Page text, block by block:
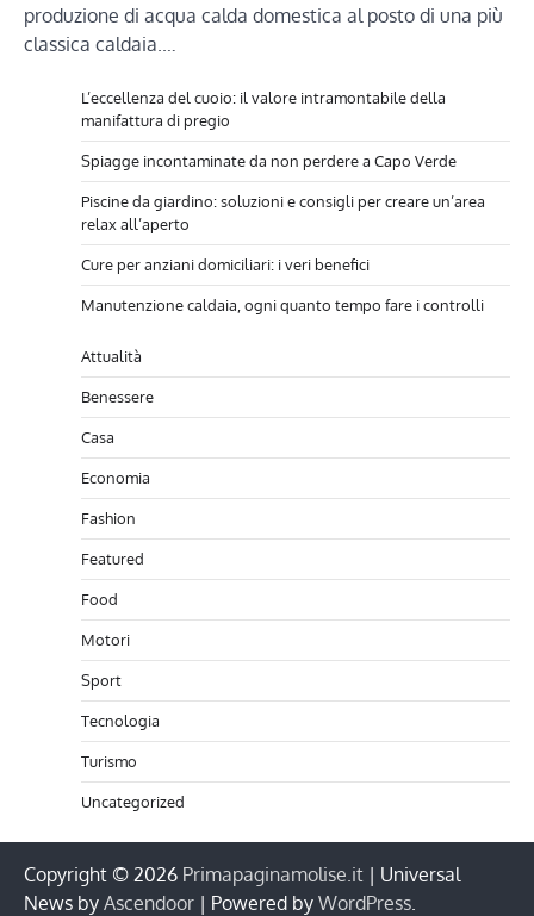
produzione di acqua calda domestica al posto di una più
classica caldaia.…
L’eccellenza del cuoio: il valore intramontabile della
manifattura di pregio
Spiagge incontaminate da non perdere a Capo Verde
Piscine da giardino: soluzioni e consigli per creare un’area
relax all’aperto
Cure per anziani domiciliari: i veri benefici
Manutenzione caldaia, ogni quanto tempo fare i controlli
Attualità
Benessere
Casa
Economia
Fashion
Featured
Food
Motori
Sport
Tecnologia
Turismo
Uncategorized
Copyright © 2026 Primapaginamolise.it | Universal
News by Ascendoor | Powered by WordPress